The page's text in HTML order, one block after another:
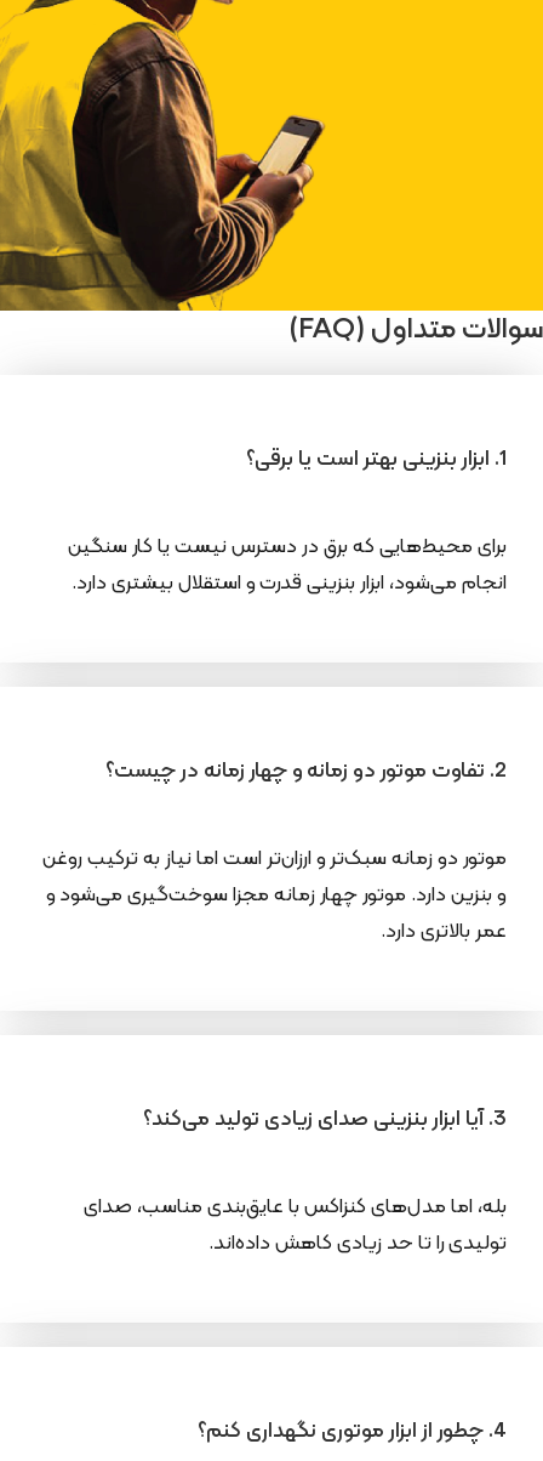
سوالات متداول (FAQ)
1. ابزار بنزینی بهتر است یا برقی؟
برای محیط‌هایی که برق در دسترس نیست یا کار سنگین
انجام می‌شود، ابزار بنزینی قدرت و استقلال بیشتری دارد.
2. تفاوت موتور دو زمانه و چهار زمانه در چیست؟
موتور دو زمانه سبک‌تر و ارزان‌تر است اما نیاز به ترکیب روغن
و بنزین دارد. موتور چهار زمانه مجزا سوخت‌گیری می‌شود و
عمر بالاتری دارد.
3. آیا ابزار بنزینی صدای زیادی تولید می‌کند؟
بله، اما مدل‌های کنزاکس با عایق‌بندی مناسب، صدای
تولیدی را تا حد زیادی کاهش داده‌اند.
4. چطور از ابزار موتوری نگهداری کنم؟